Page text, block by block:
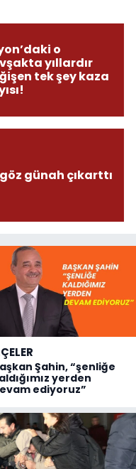
o
yıllardır
tek şey kaza
günah çıkarttı
Şahin, “şenliğe
yerden
ediyoruz”